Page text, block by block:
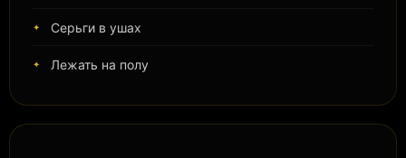
Серьги в ушах
Лежать на полу